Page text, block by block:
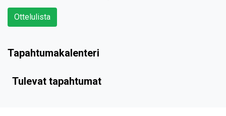
Ottelulista
Tapahtumakalenteri
Tulevat tapahtumat